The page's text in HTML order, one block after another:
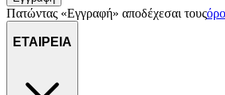
Πατώντας «Εγγραφή» αποδέχεσαι τους
ΕΤΑΙΡΕΙΑ